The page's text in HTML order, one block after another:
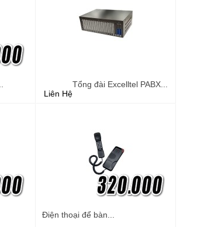
Liên Hệ
Tổng đài Excelltel PABX...
Điện thoại để bàn...